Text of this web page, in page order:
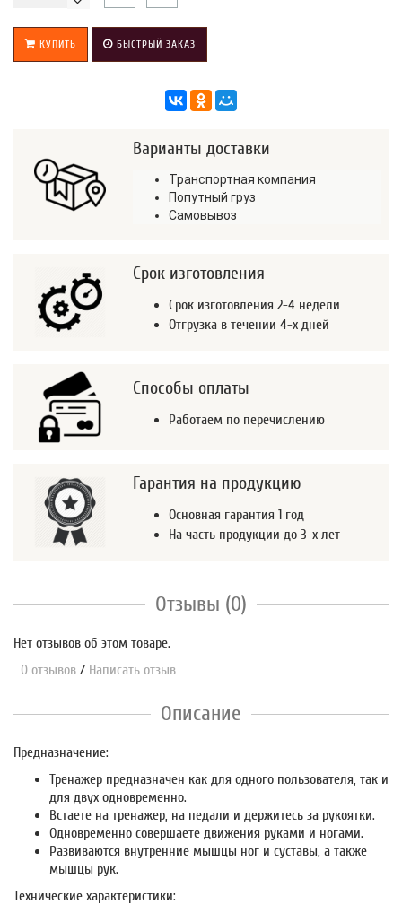
КУПИТЬ БЫСТРЫЙ ЗАКАЗ
Варианты доставки
Транспортная компания
Попутный груз
Самовывоз
Срок изготовления
Срок изготовления 2-4 недели
Отгрузка в течении 4-х дней
Способы оплаты
Работаем по перечислению
Гарантия на продукцию
Основная гарантия 1 год
На часть продукции до 3-х лет
Отзывы (0)
Нет отзывов об этом товаре.
0 отзывов / Написать отзыв
Описание
Предназначение:
Тренажер предназначен как для одного пользователя, так и
для двух одновременно.
Встаете на тренажер, на педали и держитесь за рукоятки.
Одновременно совершаете движения руками и ногами.
Развиваются внутренние мышцы ног и суставы, а также
мышцы рук.
Технические характеристики: